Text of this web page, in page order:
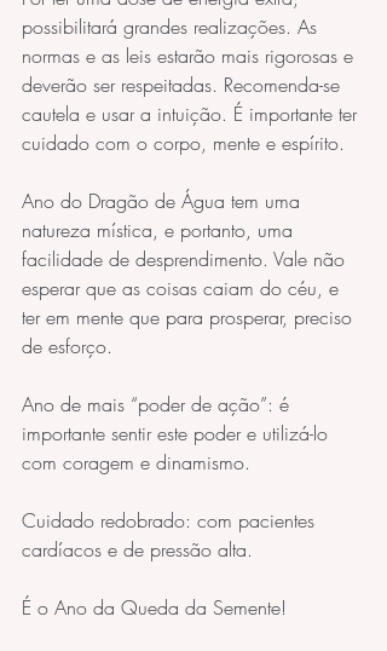
possibilitará grandes realizações. As
normas e as leis estarão mais rigorosas e
deverão ser respeitadas. Recomenda-se
cautela e usar a intuição. É importante ter
cuidado com o corpo, mente e espírito.
Ano do Dragão de Água tem uma
natureza mística, e portanto, uma
facilidade de desprendimento. Vale não
esperar que as coisas caiam do céu, e
ter em mente que para prosperar, preciso
de esforço.
Ano de mais “poder de ação”: é
importante sentir este poder e utilizá-lo
com coragem e dinamismo.
Cuidado redobrado: com pacientes
cardíacos e de pressão alta.
É o Ano da Queda da Semente!